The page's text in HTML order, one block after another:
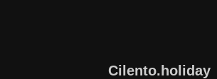
Cilento.holiday